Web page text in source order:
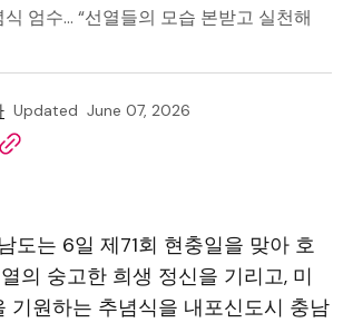
엄수… “선열들의 모습 본받고 실천해
Updated June 07, 2026
도는 6일 제71회 현충일을 맞아 호
의 숭고한 희생 정신을 기리고, 미
기원하는 추념식을 내포신도시 충남